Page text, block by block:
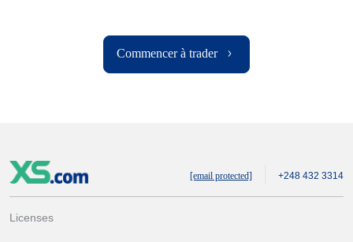
Commencer à trader
[email protected] +248 432 3314
Licenses